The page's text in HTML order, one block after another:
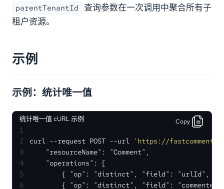
parentTenantId
查询参数在一次调用中聚合所有子
租户资源。
示例
示例：统计唯一值
统计唯一值 cURL 示例 Copy
1
2
curl --request POST --url
'https://
3
    "resourceName": "Comment",
4
    "operations": [
5
{ "op": "distinct", "field": "urlId",
6
{ "op": "distinct", "field":